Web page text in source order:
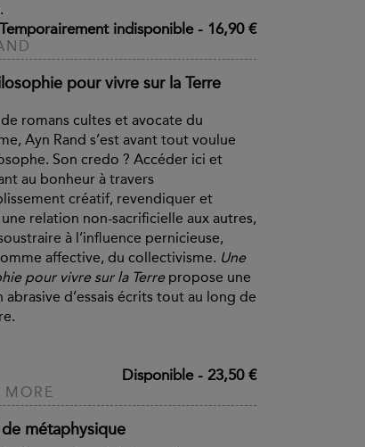
Temporairement indisponible- 16,90 €
pour vivre sur la Terre
romans cultes et avocate du
Ayn Rand s’est avant tout voulue
Son credo ? Accéder ici et
au bonheur à travers
créatif, revendiquer et
relation non-sacrificielle aux autres,
à l’influence pernicieuse,
affective, du collectivisme. Une
pour vivre sur la Terre propose une
abrasive d’essais écrits tout au long de
Disponible- 23,50 €
MORE
métaphysique